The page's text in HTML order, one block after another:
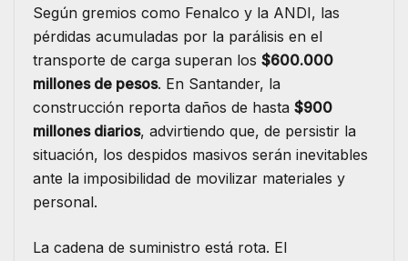
Según gremios como Fenalco y la ANDI, las
pérdidas acumuladas por la parálisis en el
transporte de carga superan los $600.000
millones de pesos. En Santander, la
construcción reporta daños de hasta $900
millones diarios, advirtiendo que, de persistir la
situación, los despidos masivos serán inevitables
ante la imposibilidad de movilizar materiales y
personal.
La cadena de suministro está rota. El